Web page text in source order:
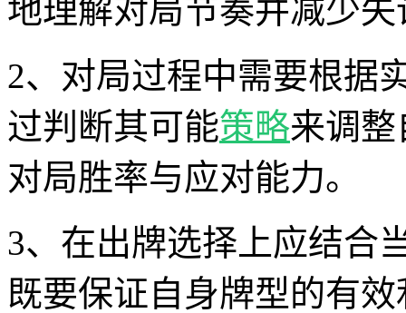
地理解对局节奏并减少
2、对局过程中需要根据
过判断其可能策略来调
对局胜率与应对能力。
3、在出牌选择上应结合
既要保证自身牌型的有